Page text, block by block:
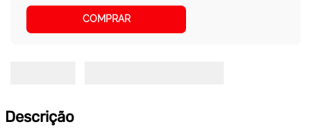
COMPRAR
Descrição